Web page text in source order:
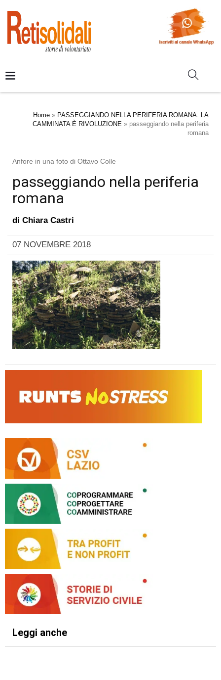
Home » PASSEGGIANDO NELLA PERIFERIA ROMANA: LA
CAMMINATA È RIVOLUZIONE » passeggiando nella periferia
romana
Anfore in una foto di Ottavo Colle
passeggiando nella periferia
romana
di Chiara Castri
07 NOVEMBRE 2018
Leggi anche